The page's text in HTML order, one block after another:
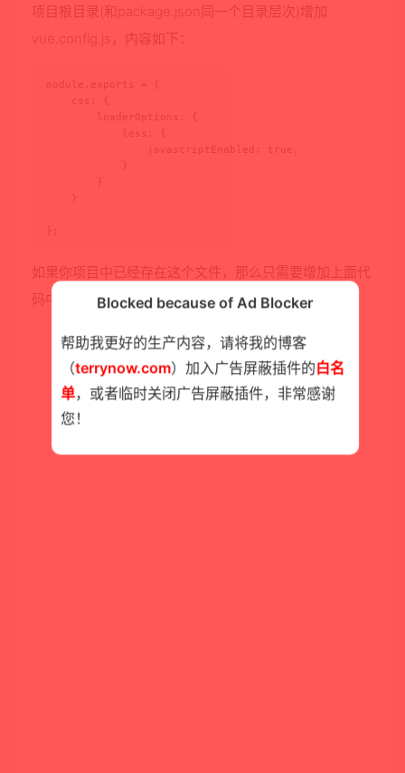
项目根目录(和package.json同一个目录层次)增加
vue.config.js，内容如下：
module.exports = {
    css: {
        loaderOptions: {
            less: {
                javascriptEnabled: true,
            }
        }
    }
};
如果你项目中已经存在这个文件，那么只需要增加上面代
码中css的那部分内容。
Blocked because of Ad Blocker
帮助我更好的生产内容，请将我的博客
（terrynow.com）加入广告屏蔽插件的白名
单，或者临时关闭广告屏蔽插件，非常感谢
您！